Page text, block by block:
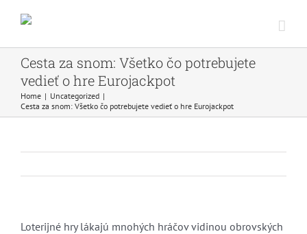
content
Cesta za snom: Všetko čo potrebujete
vedieť o hre Eurojackpot
Home
Uncategorized
Cesta za snom: Všetko čo potrebujete vedieť o hre Eurojackpot
Loterijné hry lákajú mnohých hráčov vidinou obrovských